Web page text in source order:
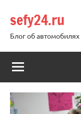
содержимому
sefy24.ru
Блог об автомобилях